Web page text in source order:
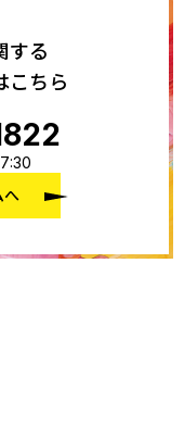
する
こちら
へ